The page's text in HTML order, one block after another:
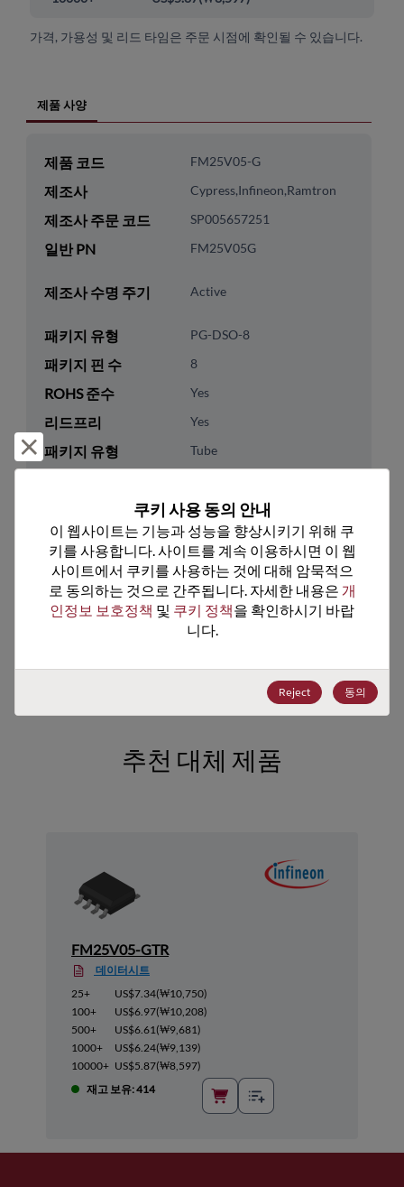
가격, 가용성 및 리드 타임은 주문 시점에 확인될 수 있습니다.
제품 사양
제품 코드 FM25V05-G
제조사 Cypress,Infineon,Ramtron
제조사 주문 코드 SP005657251
일반 PN FM25V05G
제조사 수명 주기 Active
패키지 유형 PG-DSO-8
패키지 핀 수 8
ROHS 준수 Yes
리드프리 Yes
패키지 유형 Tube
기술 카테고리 Memory & Storage
기술 하위 카테고리 Non-Volatile
기술 그룹 FRAM
8542.32.0071
추천 대체 제품
FM25V05-GTR
데이터시트
25+
US$7.34(₩10,750)
100+
US$6.97(₩10,208)
500+
US$6.61(₩9,681)
1000+
US$6.24(₩9,139)
10000+ US$5.87(₩8,597)
재고 보유: 414
거부 및 닫기
쿠키 사용 동의 안내
이 웹사이트는 기능과 성능을 향상시키기 위해 쿠
키를 사용합니다. 사이트를 계속 이용하시면 이 웹
사이트에서 쿠키를 사용하는 것에 대해 암묵적으
로 동의하는 것으로 간주됩니다. 자세한 내용은 개
인정보 보호정책 및 쿠키 정책을 확인하시기 바랍
니다.
Reject 동의